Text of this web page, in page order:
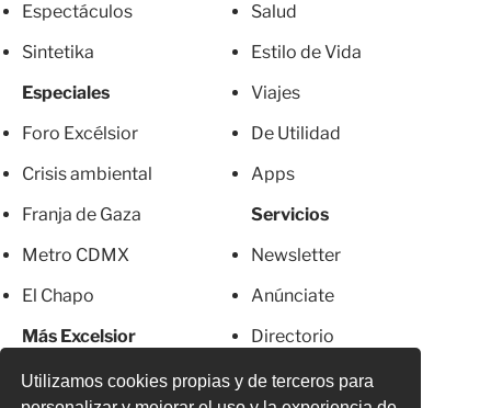
Utilizamos cookies propias y de terceros para
Espectáculos
Sintetika
Especiales
Foro Excélsior
Crisis ambiental
Franja de Gaza
Metro CDMX
El Chapo
Más Excelsior
Mujeres
Salud
Estilo de Vida
Viajes
De Utilidad
Apps
Servicios
Newsletter
Anúnciate
Directorio
Suscripciones